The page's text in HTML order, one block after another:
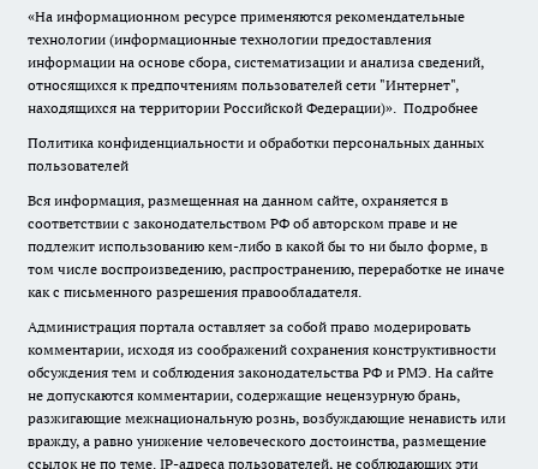
«На информационном ресурсе применяются рекомендательные
технологии (информационные технологии предоставления
информации на основе сбора, систематизации и анализа сведений,
относящихся к предпочтениям пользователей сети "Интернет",
находящихся на территории Российской Федерации)». Подробнее
Политика конфиденциальности и обработки персональных данных
пользователей
Вся информация, размещенная на данном сайте, охраняется в
соответствии с законодательством РФ об авторском праве и не
подлежит использованию кем-либо в какой бы то ни было форме, в
том числе воспроизведению, распространению, переработке не иначе
как с письменного разрешения правообладателя.
Администрация портала оставляет за собой право модерировать
комментарии, исходя из соображений сохранения конструктивности
обсуждения тем и соблюдения законодательства РФ и РМЭ. На сайте
не допускаются комментарии, содержащие нецензурную брань,
разжигающие межнациональную рознь, возбуждающие ненависть или
вражду, а равно унижение человеческого достоинства, размещение
ссылок не по теме. IP-адреса пользователей, не соблюдающих эти